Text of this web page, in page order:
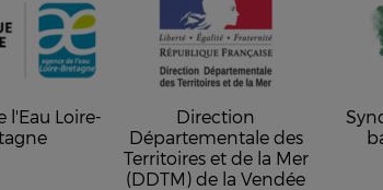
l'Eau Loire-
Direction
Départementale des
Territoires et de la Mer
(DDTM) de la Vendée